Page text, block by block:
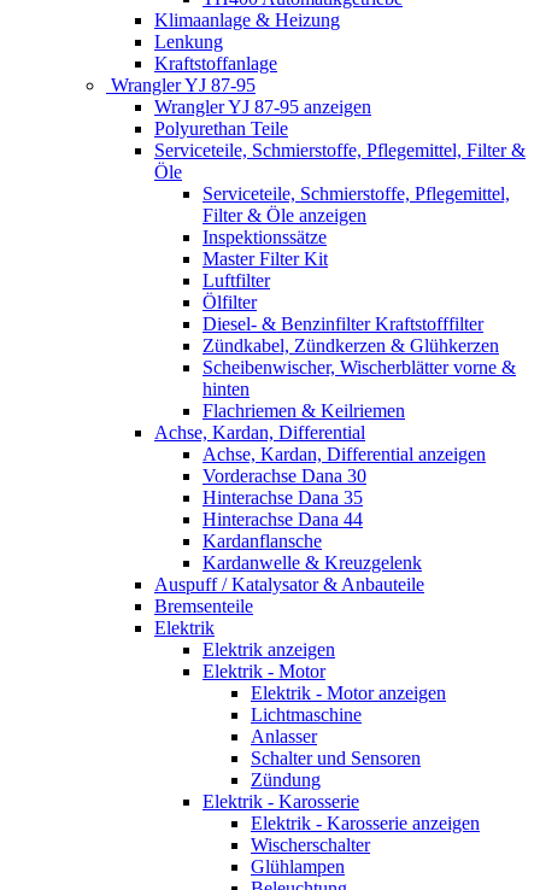
Klimaanlage & Heizung
Lenkung
Kraftstoffanlage
Wrangler YJ 87-95
Wrangler YJ 87-95 anzeigen
Polyurethan Teile
Serviceteile, Schmierstoffe, Pflegemittel, Filter &
Öle
Serviceteile, Schmierstoffe, Pflegemittel,
Filter & Öle anzeigen
Inspektionssätze
Master Filter Kit
Luftfilter
Ölfilter
Diesel- & Benzinfilter Kraftstofffilter
Zündkabel, Zündkerzen & Glühkerzen
Scheibenwischer, Wischerblätter vorne &
hinten
Flachriemen & Keilriemen
Achse, Kardan, Differential
Achse, Kardan, Differential anzeigen
Vorderachse Dana 30
Hinterachse Dana 35
Hinterachse Dana 44
Kardanflansche
Kardanwelle & Kreuzgelenk
Auspuff / Katalysator & Anbauteile
Bremsenteile
Elektrik
Elektrik anzeigen
Elektrik - Motor
Elektrik - Motor anzeigen
Lichtmaschine
Anlasser
Schalter und Sensoren
Zündung
Elektrik - Karosserie
Elektrik - Karosserie anzeigen
Wischerschalter
Glühlampen